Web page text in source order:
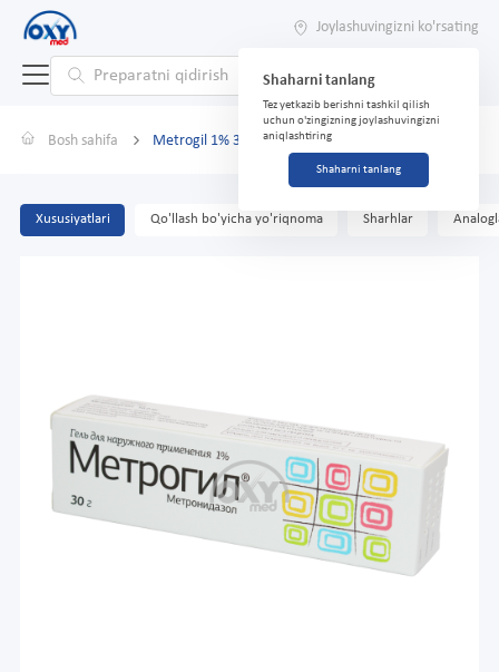
Joylashuvingizni ko'rsating
Shaharni tanlang
Tez yetkazib berishni tashkil qilish
uchun o'zingizning joylashuvingizni
aniqlashtiring
Shaharni tanlang
Bosh sahifa Metrogil 1% 30 g
Xususiyatlari Qo'llash bo'yicha yo'riqnoma Sharhlar